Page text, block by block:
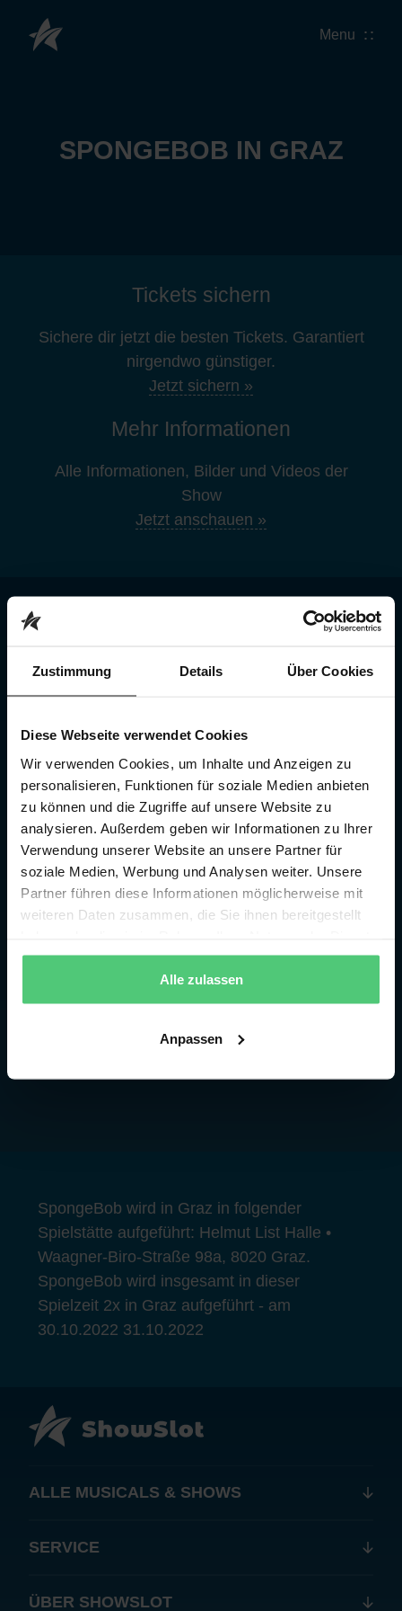
Zustimmung Details Über Cookies
Diese Webseite verwendet Cookies
Wir verwenden Cookies, um Inhalte und Anzeigen zu
personalisieren, Funktionen für soziale Medien anbieten
zu können und die Zugriffe auf unsere Website zu
analysieren. Außerdem geben wir Informationen zu Ihrer
Verwendung unserer Website an unsere Partner für
soziale Medien, Werbung und Analysen weiter. Unsere
Partner führen diese Informationen möglicherweise mit
weiteren Daten zusammen, die Sie ihnen bereitgestellt
gesammelt haben.
Alle zulassen
Anpassen
Menu
SPONGEBOB IN GRAZ
Tickets sichern
Sichere dir jetzt die besten Tickets. Garantiert
nirgendwo günstiger.
Jetzt sichern »
Mehr Informationen
Alle Informationen, Bilder und Videos der
Show
Jetzt anschauen »
JETZT TICKETS SICHERN
Ohne Gebühren und nirgendwo günstiger
SpongeBob wird in Graz in folgender
Spielstätte aufgeführt: Helmut List Halle •
Waagner-Biro-Straße 98a, 8020 Graz.
SpongeBob wird insgesamt in dieser
Spielzeit 2x in Graz aufgeführt - am
30.10.2022 31.10.2022
ALLE MUSICALS & SHOWS
SERVICE
ÜBER SHOWSLOT